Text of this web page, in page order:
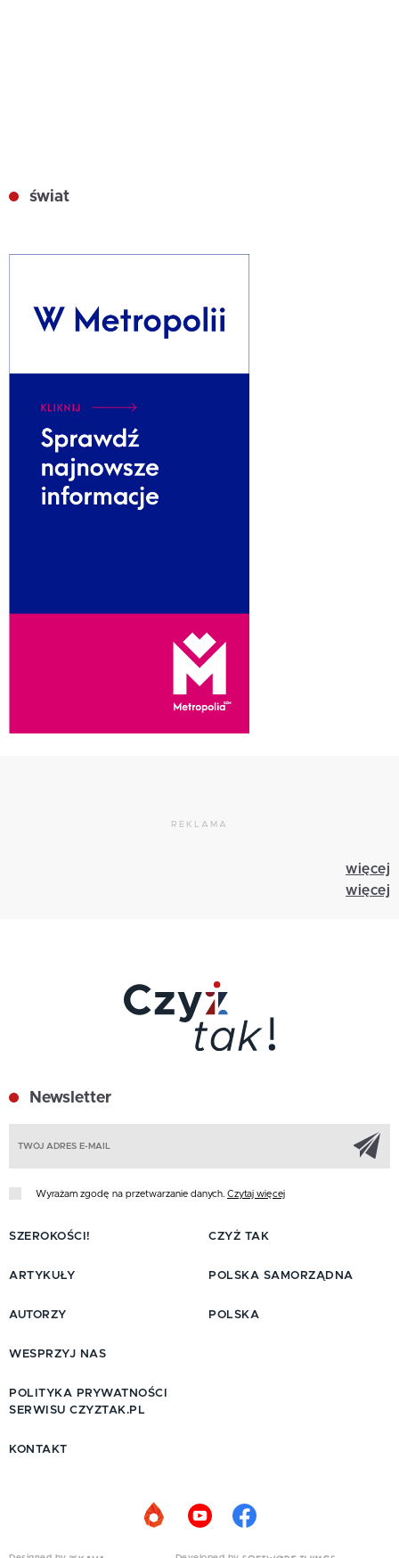
świat
REKLAMA
więcej
więcej
Newsletter
Wyrażam zgodę na przetwarzanie danych. Czytaj więcej
SZEROKOŚCI!
ARTYKUŁY
AUTORZY
CZYŻ TAK
POLSKA SAMORZĄDNA
POLSKA
WESPRZYJ NAS
POLITYKA PRYWATNOŚCI
SERWISU CZYZTAK.PL
KONTAKT